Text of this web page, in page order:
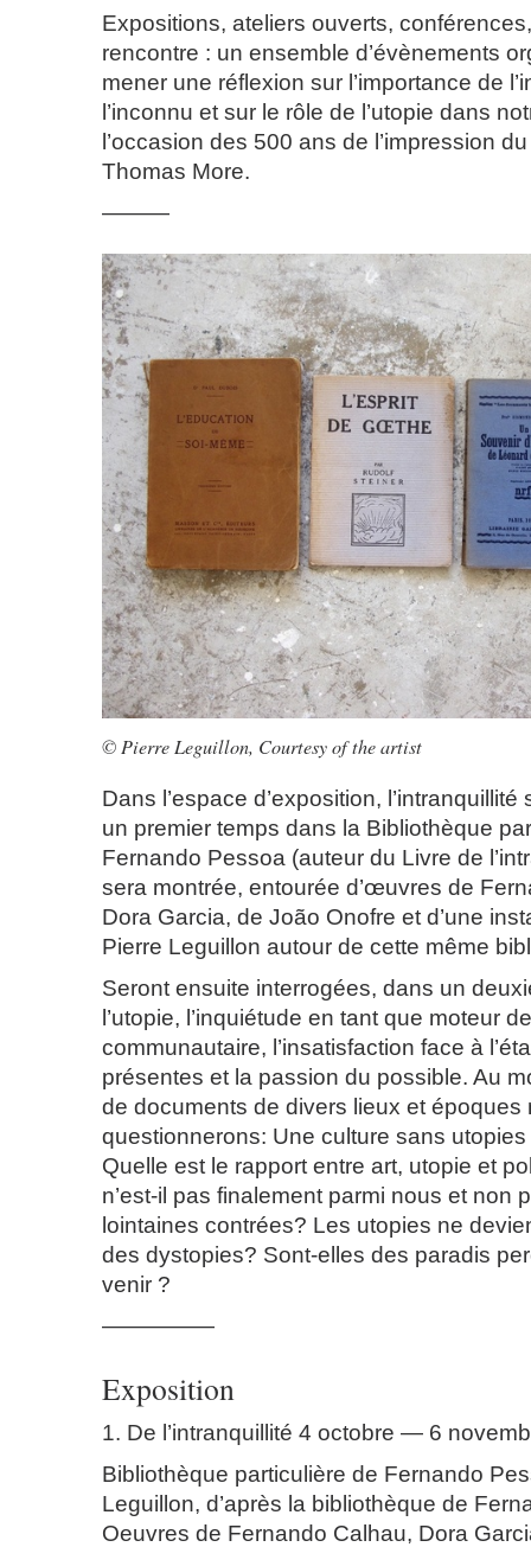
Expositions, ateliers ouverts,
rencontre : un ensemble d’évènements
mener une réflexion sur l’importance de
l’inconnu et sur le rôle de l’utopie dans
l’occasion des 500 ans de l’impression
Thomas More.
———
© Pierre Leguillon, Courtesy of the artist
Dans l’espace d’exposition,
un premier temps dans la Bibliothèque
Fernando Pessoa (auteur du Livre de
sera montrée, entourée d’œuvres de
Dora Garcia, de João Onofre et d’une
Pierre Leguillon autour de cette même
Seront ensuite interrogées, dans un
l’utopie, l’inquiétude en tant que moteur
communautaire, l’insatisfaction face à
présentes et la passion du possible. Au
de documents de divers lieux et époques
questionnerons: Une culture sans
Quelle est le rapport entre art, utopie et
n’est-il pas finalement parmi nous et non
lointaines contrées? Les utopies ne
des dystopies? Sont-elles des paradis
venir ?
—————
Exposition
1. De l’intranquillité 4 octobre — 6
Bibliothèque particulière de Fernando
Leguillon, d’après la bibliothèque de
Oeuvres de Fernando Calhau, Dora